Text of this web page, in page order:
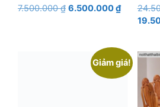
7.500.000₫ Giá
7.500.000 ₫.
6.500.000₫Giá
Giảm giá!